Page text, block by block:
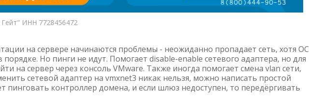
ИНН 7728456472
на сервере начинаются проблемы - неожиданно пропадает сеть, хотя ОС
порядке. Но пинги не идут. Помогает disable-enable сетевого адаптера, но для
на сервер через консоль VMware. Также иногда помогает смена vlan сети,
сетевой адаптер на vmxnet3 никак нельзя, можно написать простой
пинговать контроллер домена, и если шлюз недоступен, то передёргивать